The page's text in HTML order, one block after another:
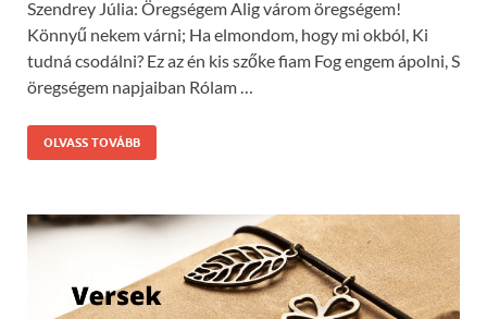
Szendrey Júlia: Öregségem Alig várom öregségem!
Könnyű nekem várni; Ha elmondom, hogy mi okból, Ki
tudná csodálni? Ez az én kis szőke fiam Fog engem ápolni, S
öregségem napjaiban Rólam …
OLVASS TOVÁBB